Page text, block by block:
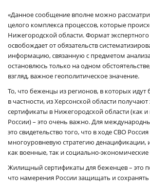
«Данное сообщение вполне можно
целого комплекса процессов, которые
Нижегородской области. Формат
освобождает от обязательств
информацию, связанную с предметом
остановлюсь только на одном
взгляд, важное геополитическое значение.
То, что беженцы из регионов, в которых идут
в частности, из Херсонской области
сертификаты в Нижегородской области (как и
России) – это очень важно. Для
это свидетельство того, что в ходе СВО
многоуровневую стратегию денацификации,
как военные, так и социально-
Жилищный сертификаты для беженцев – это
что намерения России защищать и